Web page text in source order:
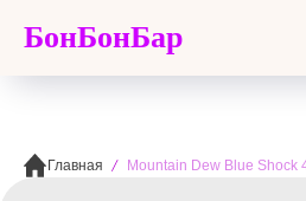
БонБонБар
Главная